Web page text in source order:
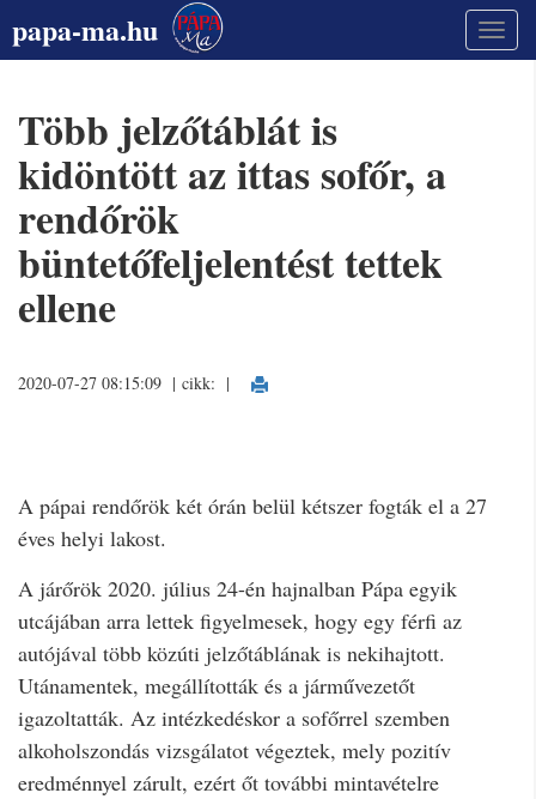
papa-ma.hu
Több jelzőtáblát is
kidöntött az ittas sofőr, a
rendőrök
büntetőfeljelentést tettek
ellene
2020-07-27 08:15:09 | cikk: |
A pápai rendőrök két órán belül kétszer fogták el a 27
éves helyi lakost.
A járőrök 2020. július 24-én hajnalban Pápa egyik
utcájában arra lettek figyelmesek, hogy egy férfi az
autójával több közúti jelzőtáblának is nekihajtott.
Utánamentek, megállították és a járművezetőt
igazoltatták. Az intézkedéskor a sofőrrel szemben
alkoholszondás vizsgálatot végeztek, mely pozitív
eredménnyel zárult, ezért őt további mintavételre